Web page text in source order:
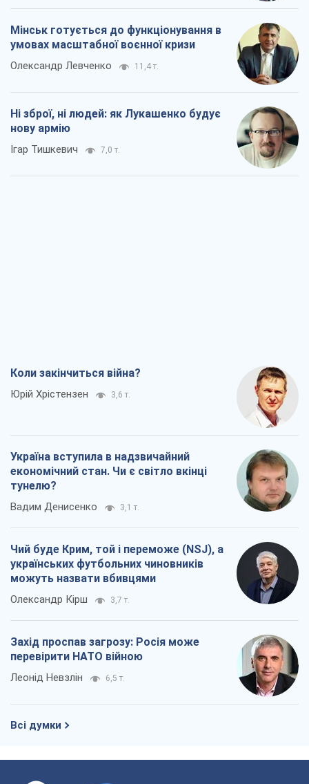
Мінськ готується до функціонування в
умовах масштабної воєнної кризи
Олександр Левченко 11,4 т.
Ні зброї, ні людей: як Лукашенко будує
нову армію
Ігар Тишкевич 7,0 т.
Коли закінчиться війна?
Юрій Хрістензен 3,6 т.
Україна вступила в надзвичайний
економічний стан. Чи є світло вкінці
тунелю?
Вадим Денисенко 3,1 т.
Чий буде Крим, той і переможе (NSJ), а
українських футбольних чиновників
можуть назвати вбивцями
Олександр Кірш 3,7 т.
Захід проспав загрозу: Росія може
перевірити НАТО війною
Леонід Невзлін 6,5 т.
Всі думки